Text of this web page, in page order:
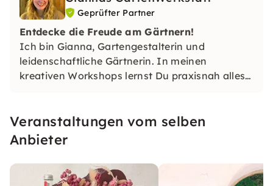
Geprüfter Partner
Entdecke die Freude am Gärtnern!
Ich bin Gianna, Gartengestalterin und
leidenschaftliche Gärtnerin. In meinen
kreativen Workshops lernst Du praxisnah alles
Veranstaltungen vom selben
Anbieter